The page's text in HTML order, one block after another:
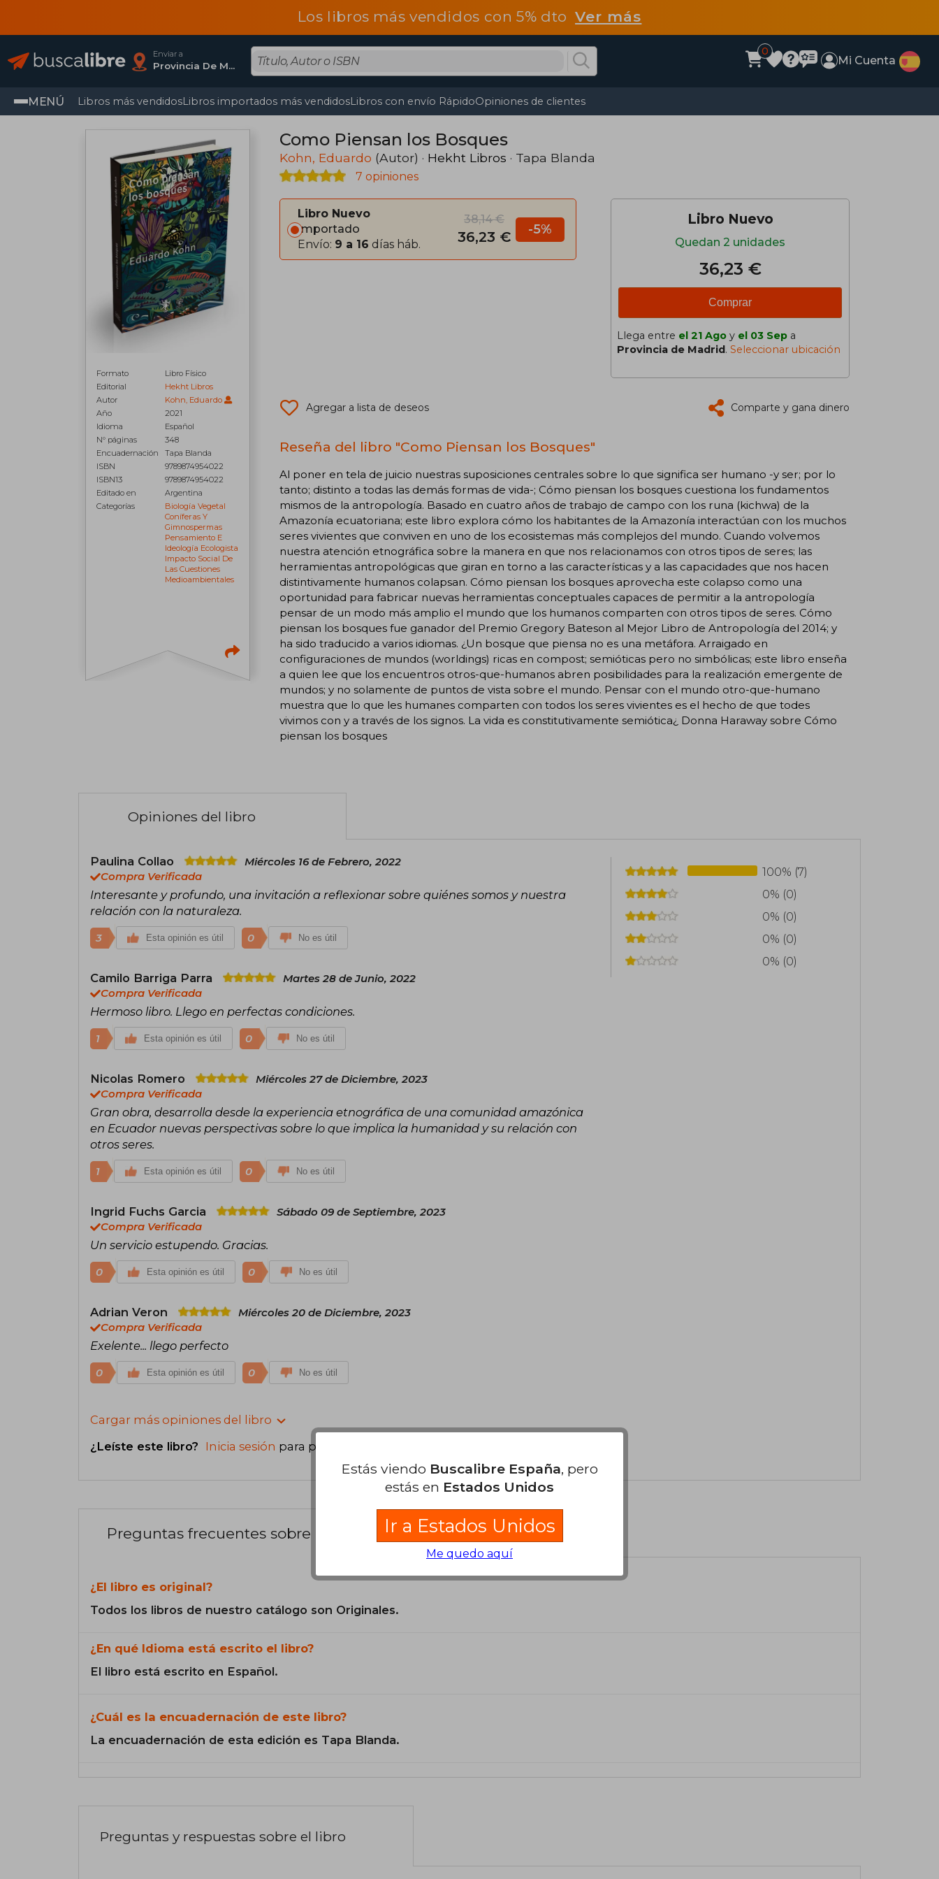
Los libros más vendidos con 5% dtoVer más
Enviar a
Provincia De Madrid
0
Mi Cuenta
MENÚ Libros más vendidosLibros importados más vendidosLibros con envío RápidoOpiniones de clientes
Formato
Libro Físico
Editorial
Hekht Libros
Autor
Kohn, Eduardo
Año
2021
Idioma
Español
N° páginas
348
Encuadernación
Tapa Blanda
ISBN
9789874954022
ISBN13
9789874954022
Editado en
Argentina
Categorías
Biología Vegetal
Coníferas Y
Gimnospermas
Pensamiento E
Ideología Ecologista
Impacto Social De
Las Cuestiones
Medioambientales
Como Piensan los Bosques
Kohn, Eduardo (Autor) · Hekht Libros · Tapa Blanda
7 opiniones
Libro Nuevo
Importado
Envío: 9 a 16 días háb.
38,14 €
36,23 € -5%
Libro Nuevo
Quedan 2 unidades
36,23 €
Comprar
Llega entre el 21 Ago y el 03 Sep a
Provincia de Madrid. Seleccionar ubicación
Agregar a lista de deseos Comparte y gana dinero
Reseña del libro "Como Piensan los Bosques"
Al poner en tela de juicio nuestras suposiciones centrales sobre lo que significa ser humano -y ser; por lo
tanto; distinto a todas las demás formas de vida-; Cómo piensan los bosques cuestiona los fundamentos
mismos de la antropología. Basado en cuatro años de trabajo de campo con los runa (kichwa) de la
Amazonía ecuatoriana; este libro explora cómo los habitantes de la Amazonía interactúan con los muchos
seres vivientes que conviven en uno de los ecosistemas más complejos del mundo. Cuando volvemos
nuestra atención etnográfica sobre la manera en que nos relacionamos con otros tipos de seres; las
herramientas antropológicas que giran en torno a las características y a las capacidades que nos hacen
distintivamente humanos colapsan. Cómo piensan los bosques aprovecha este colapso como una
oportunidad para fabricar nuevas herramientas conceptuales capaces de permitir a la antropología
pensar de un modo más amplio el mundo que los humanos comparten con otros tipos de seres. Cómo
piensan los bosques fue ganador del Premio Gregory Bateson al Mejor Libro de Antropología del 2014; y
ha sido traducido a varios idiomas. ¿Un bosque que piensa no es una metáfora. Arraigado en
configuraciones de mundos (worldings) ricas en compost; semióticas pero no simbólicas; este libro enseña
a quien lee que los encuentros otros-que-humanos abren posibilidades para la realización emergente de
mundos; y no solamente de puntos de vista sobre el mundo. Pensar con el mundo otro-que-humano
muestra que lo que les humanes comparten con todos los seres vivientes es el hecho de que todes
vivimos con y a través de los signos. La vida es constitutivamente semiótica¿ Donna Haraway sobre Cómo
piensan los bosques
Opiniones del libro
Paulina Collao
Miércoles 16 de Febrero, 2022
Compra Verificada
Interesante y profundo, una invitación a reflexionar sobre quiénes somos y nuestra
relación con la naturaleza.
3 Esta opinión es útil 0 No es útil
Camilo Barriga Parra
Martes 28 de Junio, 2022
Compra Verificada
Hermoso libro. Llego en perfectas condiciones.
1 Esta opinión es útil 0 No es útil
Nicolas Romero
Miércoles 27 de Diciembre, 2023
Compra Verificada
Gran obra, desarrolla desde la experiencia etnográfica de una comunidad amazónica
en Ecuador nuevas perspectivas sobre lo que implica la humanidad y su relación con
otros seres.
1 Esta opinión es útil 0 No es útil
Ingrid Fuchs Garcia
Sábado 09 de Septiembre, 2023
Compra Verificada
Un servicio estupendo. Gracias.
0 Esta opinión es útil 0 No es útil
Adrian Veron
Miércoles 20 de Diciembre, 2023
Compra Verificada
Exelente... llego perfecto
0 Esta opinión es útil 0 No es útil
Cargar más opiniones del libro
¿Leíste este libro? Inicia sesión para poder agregar tu propia evaluación
100% (7)
0% (0)
0% (0)
0% (0)
0% (0)
Preguntas frecuentes sobre el libro
¿El libro es original?
Todos los libros de nuestro catálogo son Originales.
¿En qué Idioma está escrito el libro?
El libro está escrito en Español.
¿Cuál es la encuadernación de este libro?
La encuadernación de esta edición es Tapa Blanda.
Preguntas y respuestas sobre el libro
Estás viendo Buscalibre España, pero
estás en Estados Unidos
Ir a Estados Unidos
Me quedo aquí